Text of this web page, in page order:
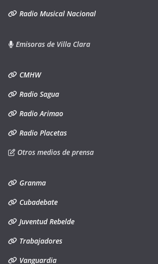
Radio Musical Nacional
Emisoras de Villa Clara
CMHW
Radio Sagua
Radio Arimao
Radio Placetas
Otros medios de prensa
Granma
Cubadebate
Juventud Rebelde
Trabajadores
Vanguardia